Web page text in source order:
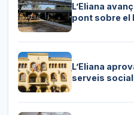
L’Eliana
pont sobre el
L’Eliana
serveis